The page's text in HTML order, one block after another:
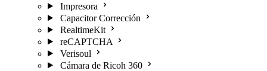
Impresora
Capacitor Corrección
RealtimeKit
reCAPTCHA
Verisoul
Cámara de Ricoh 360